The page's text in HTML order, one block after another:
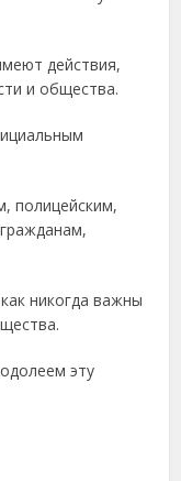
действия,
и общества.
полицейским,
никогда важны
эту